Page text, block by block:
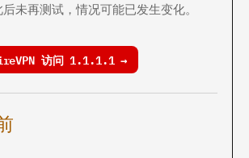
未再测试，情况可能已发生变化。
访问 1.1.1.1 →